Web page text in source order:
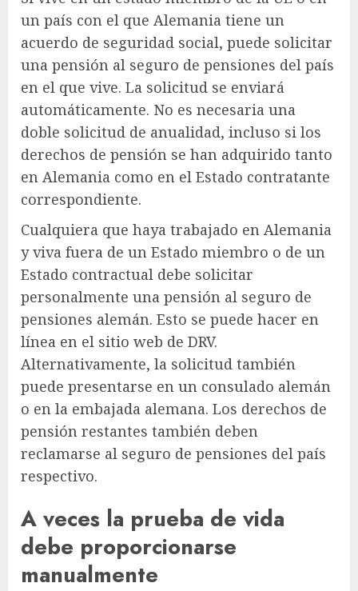
un país con el que Alemania tiene un
acuerdo de seguridad social, puede solicitar
una pensión al seguro de pensiones del país
en el que vive. La solicitud se enviará
automáticamente. No es necesaria una
doble solicitud de anualidad, incluso si los
derechos de pensión se han adquirido tanto
en Alemania como en el Estado contratante
correspondiente.
Cualquiera que haya trabajado en Alemania
y viva fuera de un Estado miembro o de un
Estado contractual debe solicitar
personalmente una pensión al seguro de
pensiones alemán. Esto se puede hacer en
línea en el sitio web de DRV.
Alternativamente, la solicitud también
puede presentarse en un consulado alemán
o en la embajada alemana. Los derechos de
pensión restantes también deben
reclamarse al seguro de pensiones del país
respectivo.
A veces la prueba de vida
debe proporcionarse
manualmente